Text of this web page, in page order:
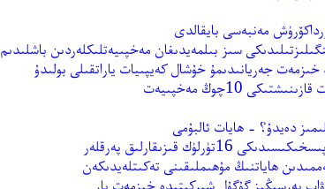
سىز بىلمەيدىغان مەخپىيەتلىكلەردىن باشلىدىم
خىزمەت جەريانىدىمۇ خۇشال كەيپىيات ياراتقىلى بولىدۇ
10چوڭ مەخپىيەت
دەيدۇ؟ - ھايات ئالبۇمى
قىزىقارلىق پەرقلەر
ھاياتنىڭ مۇھىملىقىنى تەكىتلەيدىكەن
بەرسىڭىز گۇگۇل شېركىتىدە خىزمەت بار